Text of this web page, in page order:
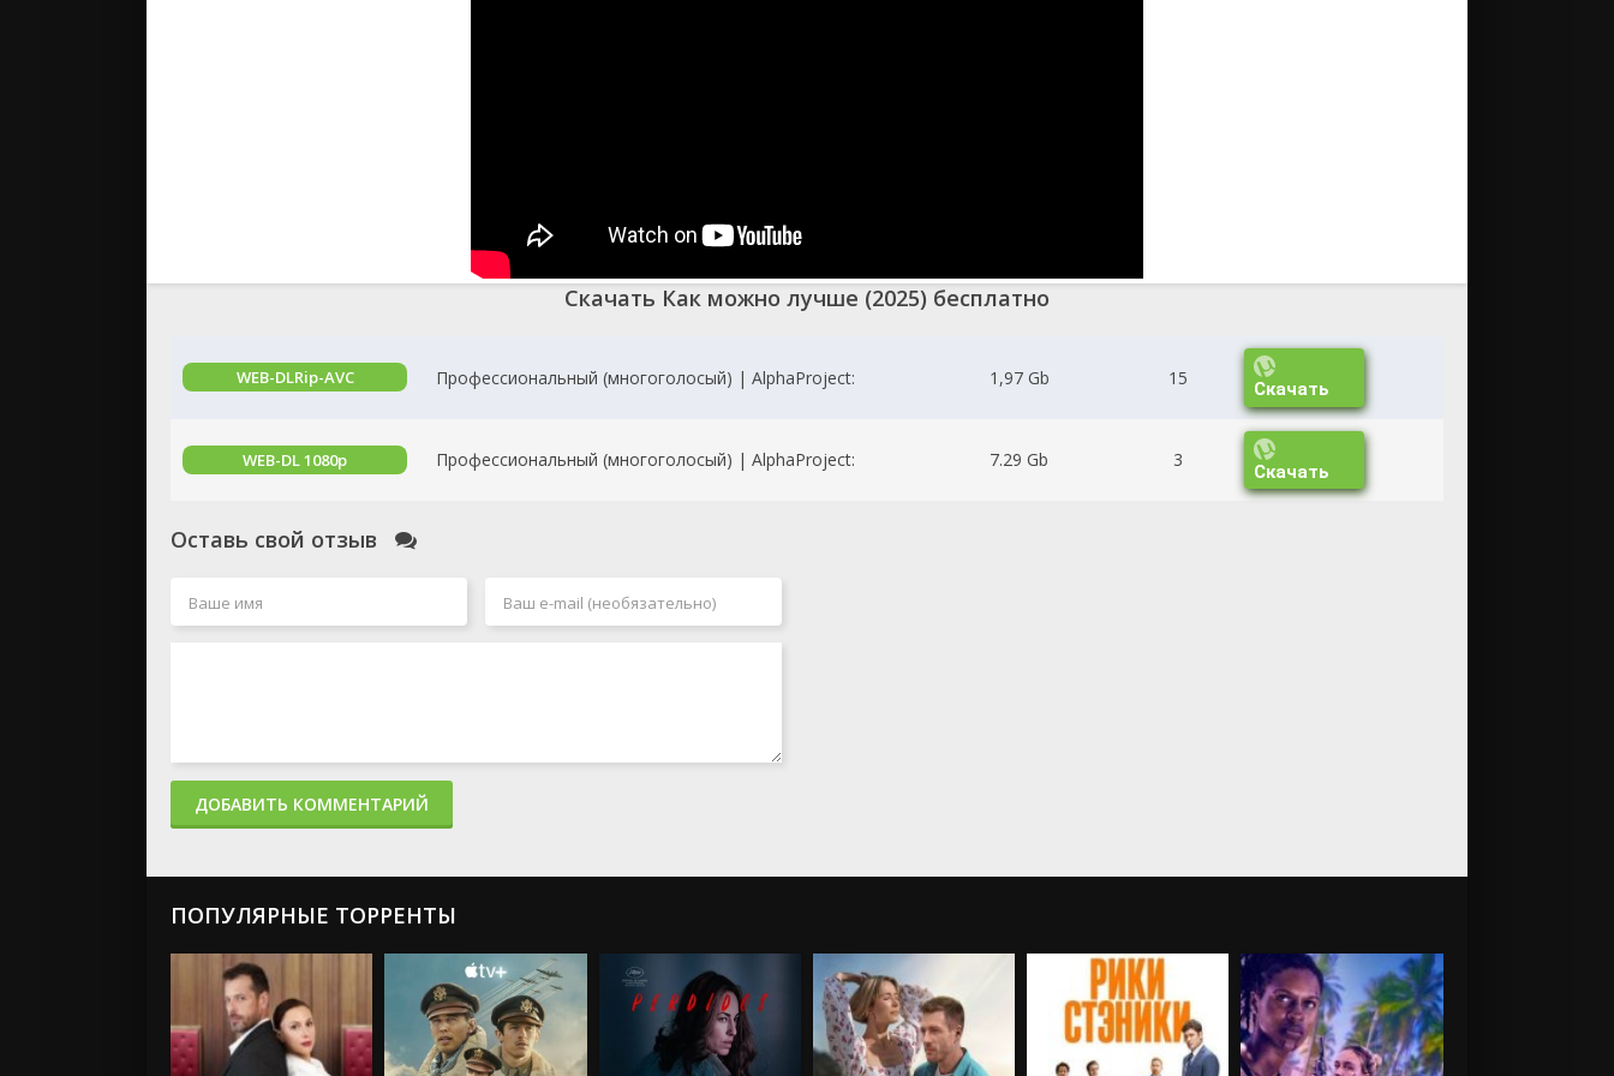
Скачать Как можно лучше (2025) бесплатно
WEB-DLRip-AVC Профессиональный (многоголосый) | AlphaProject: 1,97 Gb 15 Скачать
WEB-DL 1080p Профессиональный (многоголосый) | AlphaProject: 7.29 Gb 3 Скачать
Оставь свой отзыв
ДОБАВИТЬ КОММЕНТАРИЙ
ПОПУЛЯРНЫЕ ТОРРЕНТЫ